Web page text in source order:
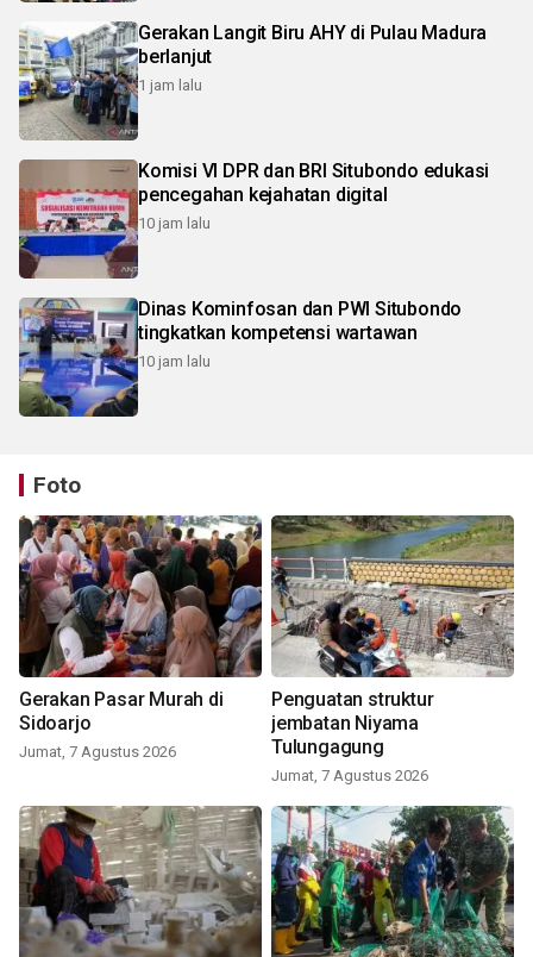
Gerakan Langit Biru AHY di Pulau Madura
berlanjut
1 jam lalu
Komisi VI DPR dan BRI Situbondo edukasi
pencegahan kejahatan digital
10 jam lalu
Dinas Kominfosan dan PWI Situbondo
tingkatkan kompetensi wartawan
10 jam lalu
Foto
Gerakan Pasar Murah di
Sidoarjo
Jumat, 7 Agustus 2026
Penguatan struktur
jembatan Niyama
Tulungagung
Jumat, 7 Agustus 2026